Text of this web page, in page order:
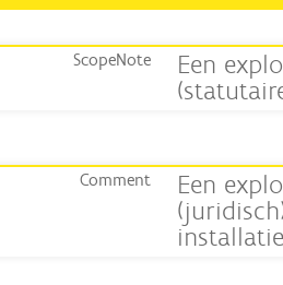
ScopeNote
Een
Comment
Een